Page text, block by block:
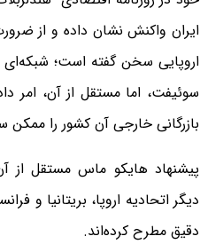
ایران واکنش نشان داده و از
اروپایی سخن گفته است؛ شبکه‌ای
سوئیفت، اما مستقل از آن، امر
بازرگانی خارجی آن کشور را ممکن
پیشنهاد هایکو ماس مستقل از
دیگر اتحادیه اروپا، بریتانیا و
دقیق مطرح کرده‌اند.